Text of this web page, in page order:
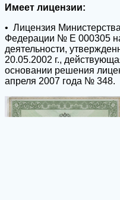
Имеет лицензии:
• Лицензия
Федерации № Е 000305
деятельности,
20.05.2002 г.,
основании решения
апреля 2007 года № 348.